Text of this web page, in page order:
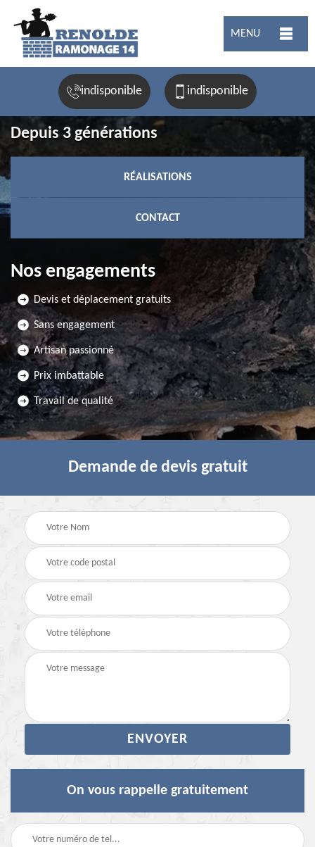
MENU
indisponible indisponible
Depuis 3 générations
RÉALISATIONS
CONTACT
Nos engagements
Devis et déplacement gratuits
Sans engagement
Artisan passionné
Prix imbattable
Travail de qualité
Demande de devis gratuit
On vous rappelle gratuitement